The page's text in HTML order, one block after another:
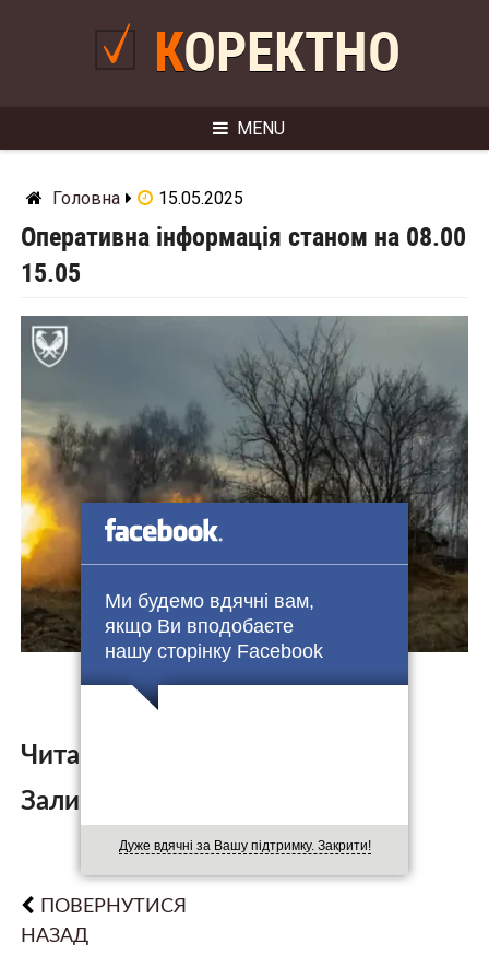
Ми будемо вдячні вам,
якщо Ви вподобаєте
нашу сторінку Facebook
Дуже вдячні за Вашу підтримку. Закрити!
КОРЕКТНО
MENU
Головна 15.05.2025
Оперативна інформація станом на 08.00
15.05
Читайте також:
Залишити коментар:
ПОВЕРНУТИСЯ
НАЗАД